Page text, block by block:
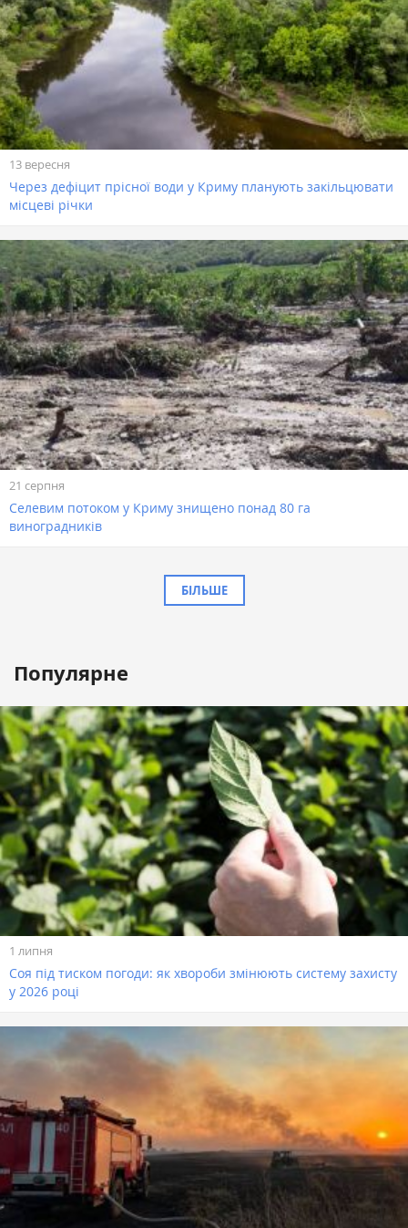
13 вересня
Через дефіцит прісної води у Криму планують закільцювати
місцеві річки
21 серпня
Селевим потоком у Криму знищено понад 80 га
виноградників
БІЛЬШЕ
Популярне
1 липня
Соя під тиском погоди: як хвороби змінюють систему захисту
у 2026 році